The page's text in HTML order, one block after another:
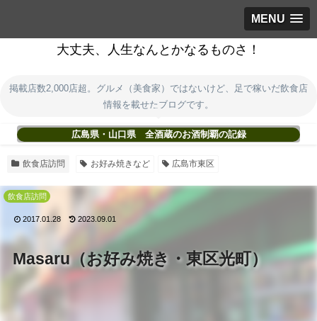
MENU
大丈夫、人生なんとかなるものさ！
掲載店数2,000店超。グルメ（美食家）ではないけど、足で稼いだ飲食店
情報を載せたブログです。
広島県・山口県 全酒蔵のお酒制覇の記録
飲食店訪問 お好み焼きなど 広島市東区
Masaru（お好み焼き・東区光町）
飲食店訪問
2017.01.28 2023.09.01